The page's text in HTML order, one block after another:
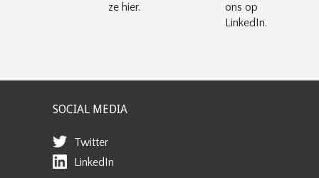
ze hier.
ons op
LinkedIn.
SOCIAL MEDIA
Twitter
LinkedIn